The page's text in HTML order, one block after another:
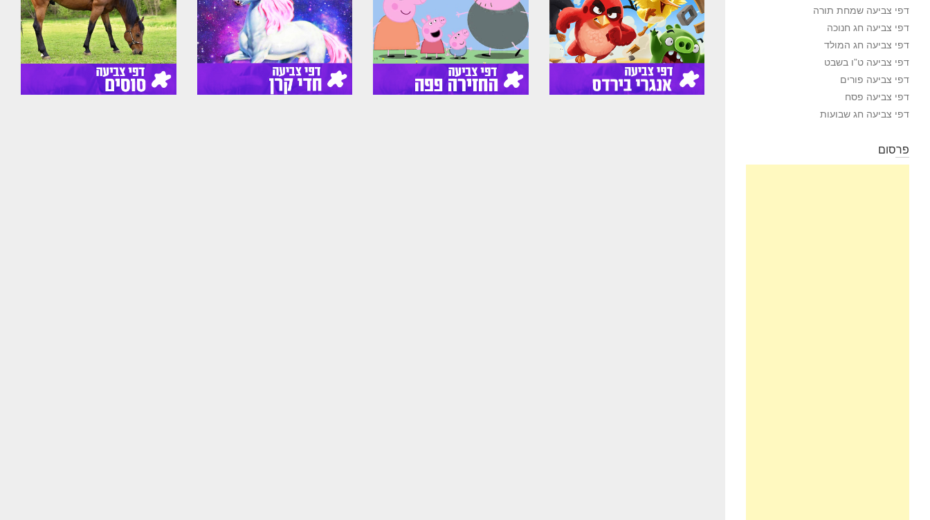
דפי צביעה שמחת תורה
דפי צביעה חג חנוכה
דפי צביעה חג המולד
דפי צביעה ט”ו בשבט
דפי צביעה פורים
דפי צביעה פסח
דפי צביעה חג שבועות
פרסום